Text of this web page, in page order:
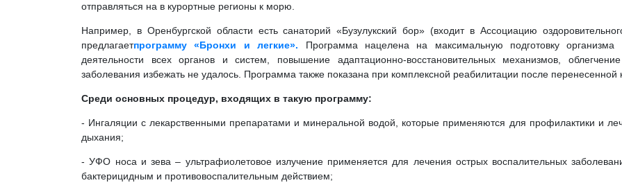
отправляться на в курортные регионы к морю.
Например, в Оренбургской области есть санаторий «Бузулукский бор» (входит в Ассоциацию
предлагаетпрограмму «Бронхи и легкие».
Программа нацелена на максимальную подготовку организма
деятельности всех органов и систем, повышение адаптационно-восстановительных механизмов,
заболевания избежать не удалось. Программа также показана при комплексной реабилитации после
Среди основных процедур, входящих в такую программу:
- Ингаляции с лекарственными препаратами и минеральной водой, которые применяются для профилактики и
дыхания;
- УФО носа и зева – ультрафиолетовое излучение применяется для лечения острых воспалительных
бактерицидным и противовоспалительным действием;